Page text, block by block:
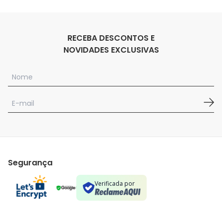
RECEBA DESCONTOS E
NOVIDADES EXCLUSIVAS
Segurança
Verificada por